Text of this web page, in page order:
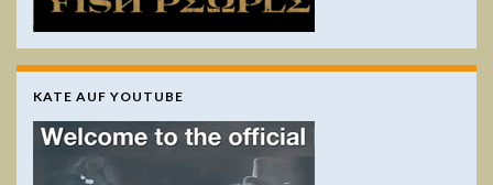
KATE AUF YOUTUBE